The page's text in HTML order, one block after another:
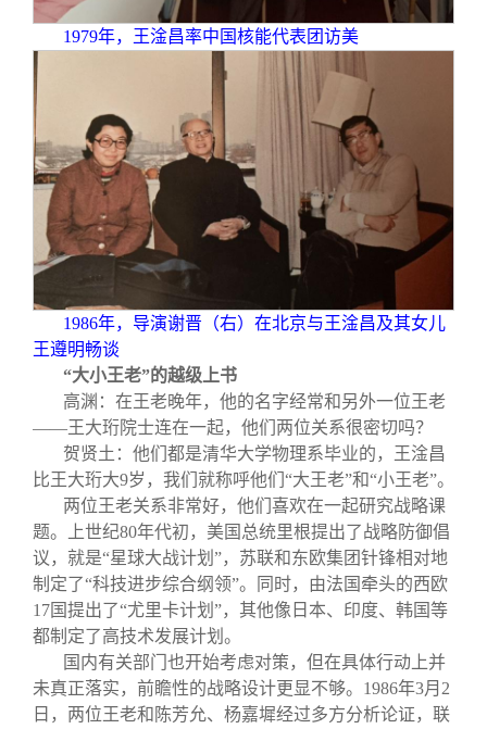
1979年，王淦昌率中国核能代表团访美
1986年，导演谢晋（右）在北京与王淦昌及其女儿
王遵明畅谈
“大小王老”的越级上书
高渊：在王老晚年，他的名字经常和另外一位王老
——王大珩院士连在一起，他们两位关系很密切吗？
贺贤土：他们都是清华大学物理系毕业的，王淦昌
比王大珩大9岁，我们就称呼他们“大王老”和“小王老”。
两位王老关系非常好，他们喜欢在一起研究战略课
题。上世纪80年代初，美国总统里根提出了战略防御倡
议，就是“星球大战计划”，苏联和东欧集团针锋相对地
制定了“科技进步综合纲领”。同时，由法国牵头的西欧
17国提出了“尤里卡计划”，其他像日本、印度、韩国等
都制定了高技术发展计划。
国内有关部门也开始考虑对策，但在具体行动上并
未真正落实，前瞻性的战略设计更显不够。1986年3月2
日，两位王老和陈芳允、杨嘉墀经过多方分析论证，联